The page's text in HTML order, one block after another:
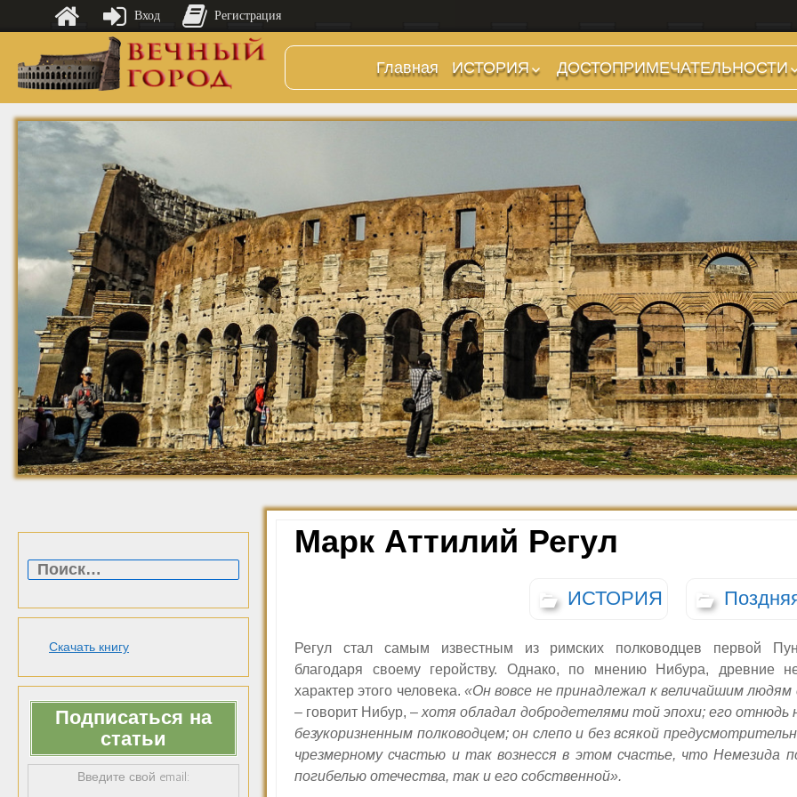
Главная
ИСТОРИЯ
Предыстория
Царский период
(509-265 гг до н.э.)
Поздняя Республика
(264-27 гг до н.э.)
Империя. Принципат
(27 г до н.э. — 284 г
н.э.)
Империя. Доминат
(284-476 гг)
Темные Века. Готы
Темные Века.
Экзархат
Средневековье
Возрождение и
Барокко
ДОСТОПРИМЕЧАТЕЛЬНОСТИ
Холмы и остров.
Районы
Стадионы, Термы
Музеи
Дохристианские
храмы
Христианские храмы,
базилики etc.
Дворцы
Арки, колонны и
обелиски
Фонтаны
Скачать книгу
Подписаться на
статьи
Введите свой email:
Марк Аттилий Регул
ИСТОРИЯ
Регул стал самым известным из римских полководцев первой
благодаря своему геройству. Однако, по мнению Нибура, древние
характер этого человека.«Он вовсе не принадлежал к величайшим людям
– говорит Нибур, –хотя обладал добродетелями той эпохи; его отнюдь
безукоризненным полководцем; он слепо и без всякой
чрезмерному счастью и так вознесся в этом счастье, что Немезида
погибелью отечества, так и его собственной».
Вход Регистрация